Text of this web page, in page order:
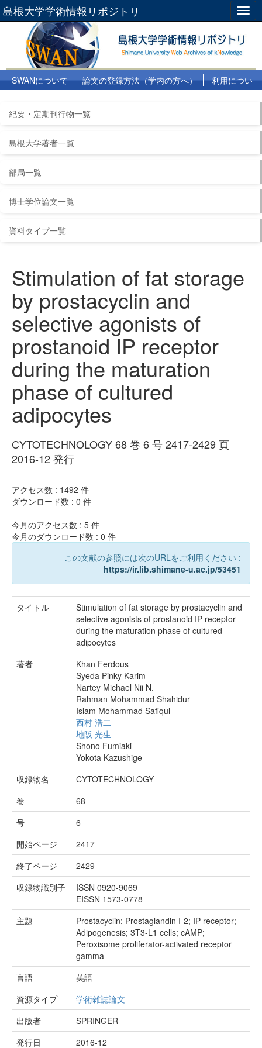
島根大学学術情報リポジトリ
SWANについて 論文の登録方法（学内の方へ）
利用につい
紀要・定期刊行物一覧
島根大学著者一覧
部局一覧
博士学位論文一覧
資料タイプ一覧
Stimulation of fat storage
by prostacyclin and
selective agonists of
prostanoid IP receptor
during the maturation
phase of cultured
adipocytes
CYTOTECHNOLOGY 68 巻 6 号 2417-2429 頁
2016-12 発行
アクセス数 : 1492 件
ダウンロード数 : 0 件
今月のアクセス数 : 5 件
今月のダウンロード数 : 0 件
この文献の参照には次のURLをご利用ください :
https://ir.lib.shimane-u.ac.jp/53451
タイトル
Stimulation of fat storage by prostacyclin and
selective agonists of prostanoid IP receptor
during the maturation phase of cultured
adipocytes
著者
Khan Ferdous
Syeda Pinky Karim
Nartey Michael Nii N.
Rahman Mohammad Shahidur
Islam Mohammad Safiqul
西村 浩二
地阪 光生
Shono Fumiaki
Yokota Kazushige
収録物名
CYTOTECHNOLOGY
巻
68
号
6
開始ページ
2417
終了ページ
2429
収録物識別子
ISSN 0920-9069
EISSN 1573-0778
主題
Prostacyclin; Prostaglandin I-2; IP receptor;
Adipogenesis; 3T3-L1 cells; cAMP;
Peroxisome proliferator-activated receptor
gamma
言語
英語
資源タイプ
学術雑誌論文
出版者
SPRINGER
発行日
2016-12